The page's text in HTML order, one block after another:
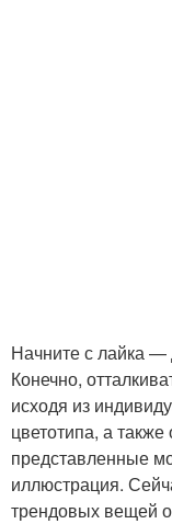
Начните с лайка
Конечно,
исходя из
цветотипа, а
представленные
иллюстрация.
трендовых вещей